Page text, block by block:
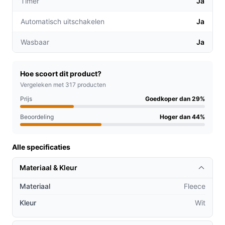
compacte, instapvriendelijke oplossing met
Waar let je op bij comfort? Let op de maat (150 x 80
warmte wilt.
Waar let je op bij ruimtegebruik? Dit is een
onderdeken voor één persoon; voor brede bedden
is dit formaat te klein.
Waar let je op bij prestaties? Controleer het
te zien of het aansluit bij jouw warmtebehoefte.
onderhoud.
Automatisch uitschakelen Ja
Wasbaar Ja
Hoe scoort dit product?
Vergeleken met 317 producten
Prijs
Goedkoper dan 29%
Beoordeling Hoger dan 44%
Alle specificaties
Materiaal & Kleur
Materiaal
Fleece
Kleur
Wit